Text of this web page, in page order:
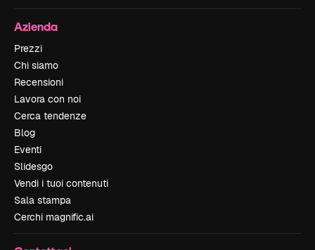
Azienda
Prezzi
Chi siamo
Recensioni
Lavora con noi
Cerca tendenze
Blog
Eventi
Slidesgo
Vendi i tuoi contenuti
Sala stampa
Cerchi magnific.ai